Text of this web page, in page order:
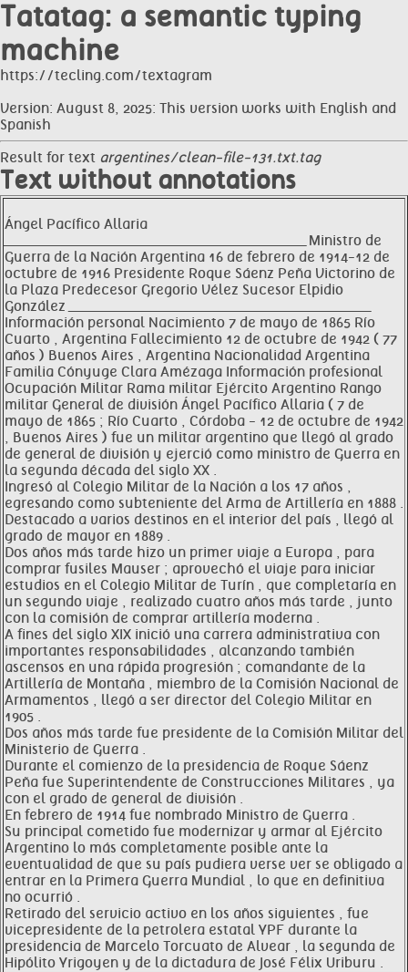
Tatatag: a semantic typing
machine
https://tecling.com/textagram
Version: August 8, 2025: This version works with English and
Spanish
Result for text argentines/clean-file-131.txt.tag
Text without annotations
Ángel Pacífico Allaria
__________________________________________________________________ Ministro de
Guerra de la Nación Argentina 16 de febrero de 1914-12 de
octubre de 1916 Presidente Roque Sáenz Peña Victorino de
la Plaza Predecesor Gregorio Vélez Sucesor Elpidio
González __________________________________________________________________
Información personal Nacimiento 7 de mayo de 1865 Río
Cuarto , Argentina Fallecimiento 12 de octubre de 1942 ( 77
años ) Buenos Aires , Argentina Nacionalidad Argentina
Familia Cónyuge Clara Amézaga Información profesional
Ocupación Militar Rama militar Ejército Argentino Rango
militar General de división Ángel Pacífico Allaria ( 7 de
mayo de 1865 ; Río Cuarto , Córdoba - 12 de octubre de 1942
, Buenos Aires ) fue un militar argentino que llegó al grado
de general de división y ejerció como ministro de Guerra en
la segunda década del siglo XX .
Ingresó al Colegio Militar de la Nación a los 17 años ,
egresando como subteniente del Arma de Artillería en 1888 .
Destacado a varios destinos en el interior del país , llegó al
grado de mayor en 1889 .
Dos años más tarde hizo un primer viaje a Europa , para
comprar fusiles Mauser ; aprovechó el viaje para iniciar
estudios en el Colegio Militar de Turín , que completaría en
un segundo viaje , realizado cuatro años más tarde , junto
con la comisión de comprar artillería moderna .
A fines del siglo XIX inició una carrera administrativa con
importantes responsabilidades , alcanzando también
ascensos en una rápida progresión ; comandante de la
Artillería de Montaña , miembro de la Comisión Nacional de
Armamentos , llegó a ser director del Colegio Militar en
1905 .
Dos años más tarde fue presidente de la Comisión Militar del
Ministerio de Guerra .
Durante el comienzo de la presidencia de Roque Sáenz
Peña fue Superintendente de Construcciones Militares , ya
con el grado de general de división .
En febrero de 1914 fue nombrado Ministro de Guerra .
Su principal cometido fue modernizar y armar al Ejército
Argentino lo más completamente posible ante la
eventualidad de que su país pudiera verse ver se obligado a
entrar en la Primera Guerra Mundial , lo que en definitiva
no ocurrió .
Retirado del servicio activo en los años siguientes , fue
vicepresidente de la petrolera estatal YPF durante la
presidencia de Marcelo Torcuato de Alvear , la segunda de
Hipólito Yrigoyen y de la dictadura de José Félix Uriburu .